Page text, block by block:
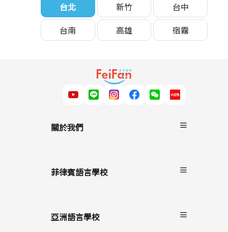
台北 新竹
台中
台南
高雄 宿霧
關於我們
服務流程
雙國遊學
菲律賓語言學校
碧瑤
克拉克
亞洲語言學校